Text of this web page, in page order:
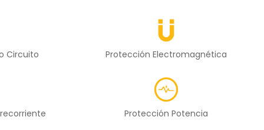
Circuito Protección Electromagnética
Protección Potencia